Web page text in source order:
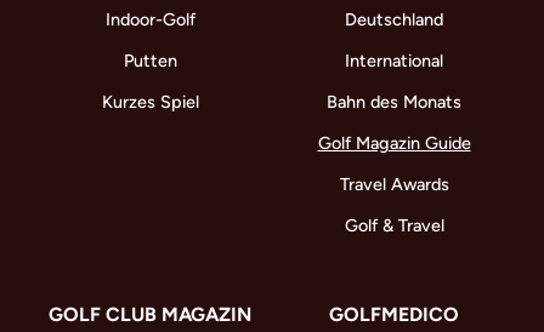
Indoor-Golf
Putten
Kurzes Spiel
Deutschland
International
Bahn des Monats
Golf Magazin Guide
Travel Awards
Golf & Travel
GOLF CLUB MAGAZIN GOLFMEDICO